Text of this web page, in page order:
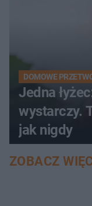
DOMOWE
Jedna
wystarczy.
jak nigdy
ZOBACZ